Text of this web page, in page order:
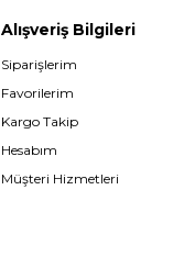
Alışveriş Bilgileri
Siparişlerim
Favorilerim
Kargo Takip
Hesabım
Müşteri Hizmetleri